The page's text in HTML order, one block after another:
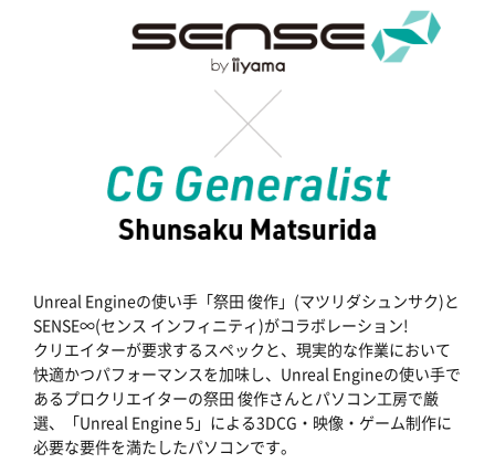
Unreal Engineの使い手「祭田 俊作」(マツリダシュンサク)と
SENSE∞(センス インフィニティ)がコラボレーション!
クリエイターが要求するスペックと、現実的な作業において
快適かつパフォーマンスを加味し、Unreal Engineの使い手で
あるプロクリエイターの祭田 俊作さんとパソコン工房で厳
選、「Unreal Engine 5」による3DCG・映像・ゲーム制作に
必要な要件を満たしたパソコンです。